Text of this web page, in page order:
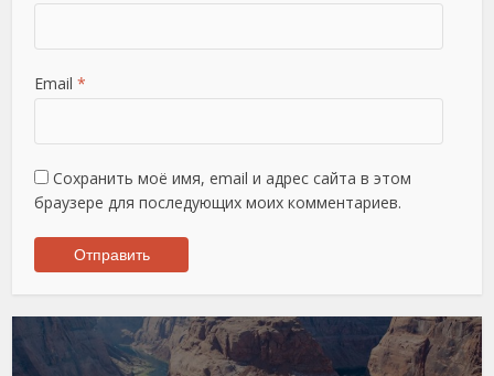
Email *
Сохранить моё имя, email и адрес сайта в этом
браузере для последующих моих комментариев.